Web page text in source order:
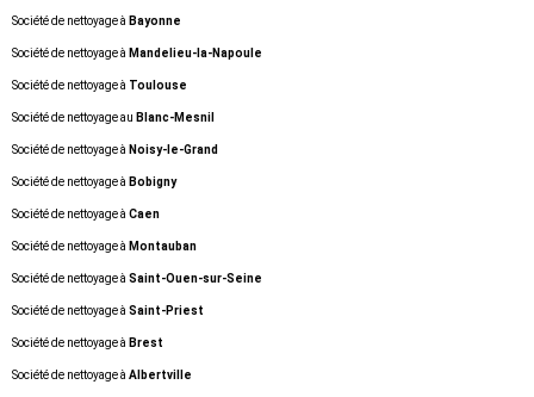
Société de nettoyage à Bayonne
Société de nettoyage à Mandelieu-la-Napoule
Société de nettoyage à Toulouse
Société de nettoyage au Blanc-Mesnil
Société de nettoyage à Noisy-le-Grand
Société de nettoyage à Bobigny
Société de nettoyage à Caen
Société de nettoyage à Montauban
Société de nettoyage à Saint-Ouen-sur-Seine
Société de nettoyage à Saint-Priest
Société de nettoyage à Brest
Société de nettoyage à Albertville